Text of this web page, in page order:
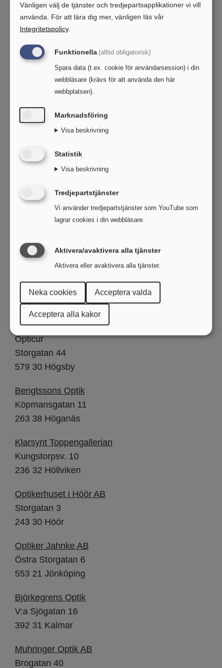
521 42 Falköping
Din Ögontjänare
Storgatan 3
467 40 Grästorp
Synsam Nordstan
Östra Hamngatan 28
411 09 Göteborg
Wasa Optik
411 26 Göteborg
Redbergvägen 8
416 65 Göteborg
Torggatan 7
533 30 Götene
Optica Helsingborg
Kullagatan 12
252 20 Helsingborg
Opticur
Storgatan 44
579 30 Högsby
Bengtssons Optik
Köpmansgatan 11
263 38 Höganäs
Klarsynt Toppengallerian
Kungstorpsv. 10
236 32 Höllviken
Optikerhuset i Höör AB
Storgatan 3
243 30 Höör
Optiker Jahnke AB
Östra Storgatan 6
553 21 Jönköping
Björkegrens Optik
V:a Sjögatan 16
392 31 Kalmar
Muhringer Optik AB
Brogatan 40
Vänligen välj de tjänster och tredjepartsapplikationer vi vill
använda.
För att lära dig mer, vänligen läs vår
Integritetspolicy.
Funktionella (alltid obligatorisk)
Spara data (t.ex. cookie för användarsession) i din
webbläsare (krävs för att använda den här
webbplatsen).
Marknadsföring
Visa beskrivning
Statistik
Visa beskrivning
Tredjepartstjänster
Vi använder tredjepartstjänster som YouTube som
lagrar cookies i din webbläsare.
Aktivera/avaktivera alla tjänster
Aktivera eller avaktivera alla tjänster.
Neka cookies Acceptera valda
Acceptera alla kakor